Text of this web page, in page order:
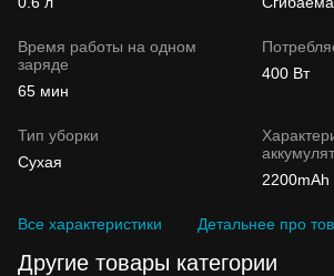
Время работы на одном
заряде
65 мин
400 Вт
Тип уборки
Сухая
2200mAh
Все характеристики Детальнее про
Другие товары категории